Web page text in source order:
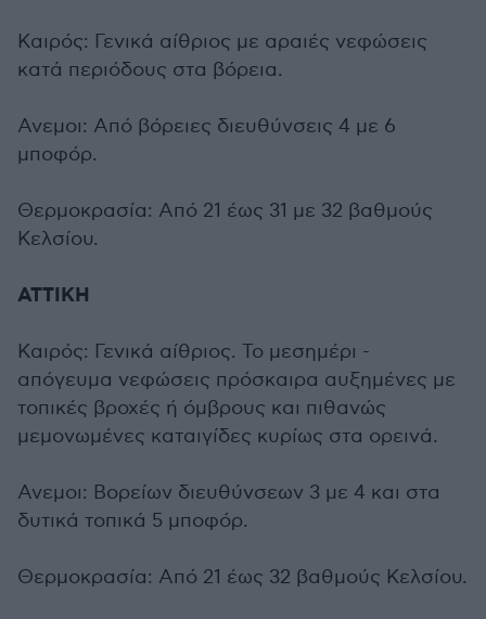
Καιρός: Γενικά αίθριος με αραιές νεφώσεις
κατά περιόδους στα βόρεια.
Ανεμοι: Από βόρειες διευθύνσεις 4 με 6
μποφόρ.
Θερμοκρασία: Από 21 έως 31 με 32 βαθμούς
Κελσίου.
ΑΤΤΙΚΗ
Καιρός: Γενικά αίθριος. Το μεσημέρι -
απόγευμα νεφώσεις πρόσκαιρα αυξημένες με
τοπικές βροχές ή όμβρους και πιθανώς
μεμονωμένες καταιγίδες κυρίως στα ορεινά.
Ανεμοι: Βορείων διευθύνσεων 3 με 4 και στα
δυτικά τοπικά 5 μποφόρ.
Θερμοκρασία: Από 21 έως 32 βαθμούς Κελσίου.